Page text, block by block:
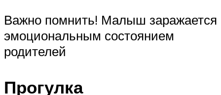
Важно помнить! Малыш заражается
эмоциональным состоянием
родителей
Прогулка